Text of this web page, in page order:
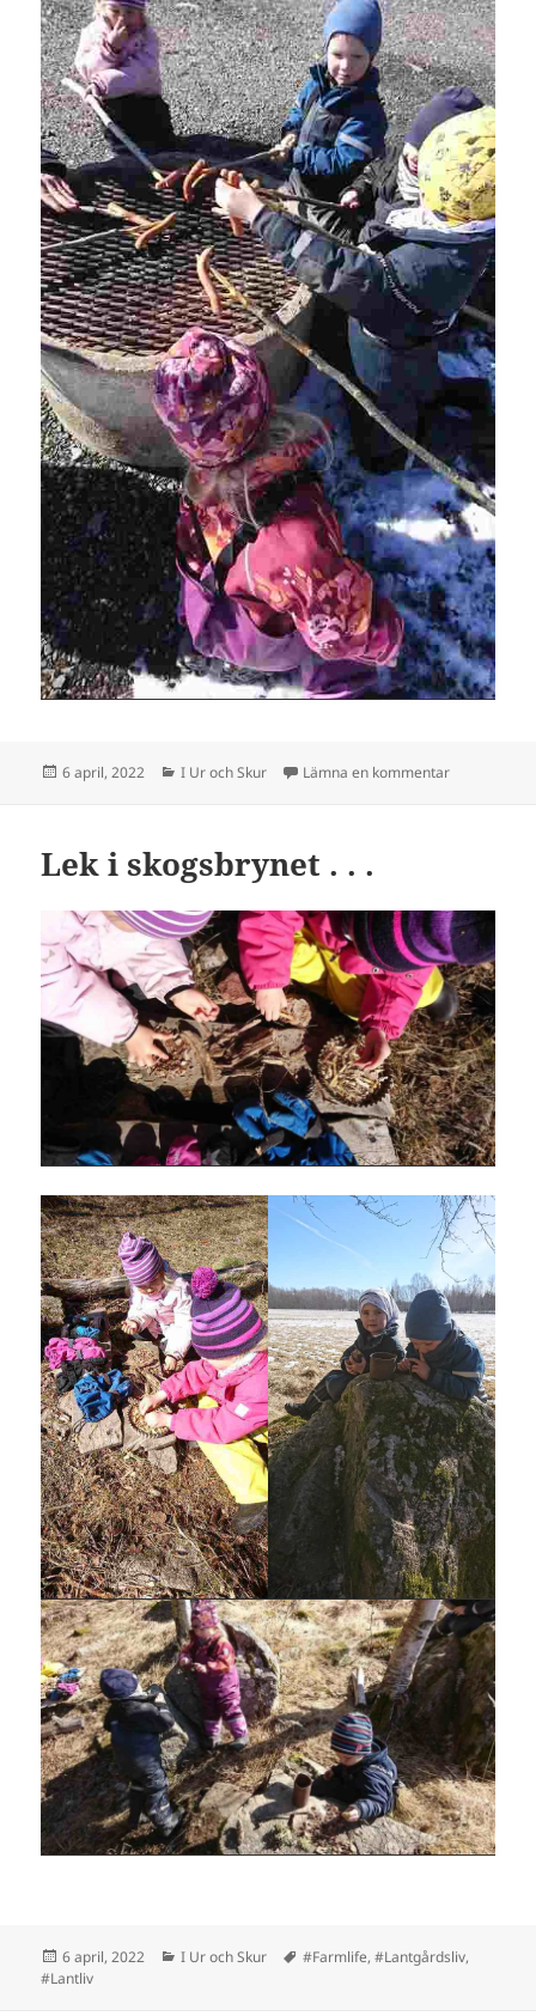
Postat
6 april, 2022 Kategorier
I Ur och Skur Lämna en kommentartill Grillar
Lek i skogsbrynet . . .
Postat
6 april, 2022 Kategorier
I Ur och Skur Taggar
#Farmlife,#Lantgårdsliv,
#Lantliv